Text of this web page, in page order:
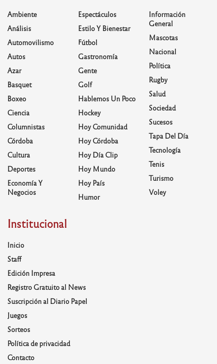
Ambiente
Análisis
Automovilismo
Autos
Azar
Basquet
Boxeo
Ciencia
Columnistas
Córdoba
Cultura
Deportes
Economía Y
Negocios
Espectáculos
Estilo Y Bienestar
Fútbol
Gastronomía
Gente
Golf
Hablemos Un Poco
Hockey
Hoy Comunidad
Hoy Córdoba
Hoy Día Clip
Hoy Mundo
Hoy País
Humor
Información
General
Mascotas
Nacional
Política
Rugby
Salud
Sociedad
Sucesos
Tapa Del Día
Tecnología
Tenis
Turismo
Voley
Institucional
Inicio
Staff
Edición Impresa
Registro Gratuito al News
Suscripción al Diario Papel
Juegos
Sorteos
Política de privacidad
Contacto